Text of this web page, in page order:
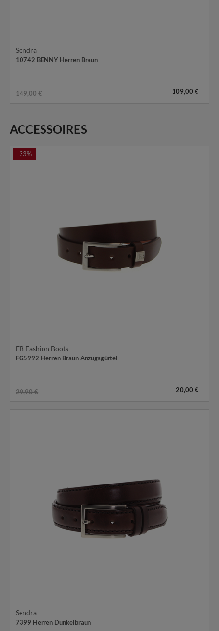
Sendra
10742 BENNY Herren Braun
149,00 € 109,00 €
ACCESSOIRES
-33%
FB Fashion Boots
FG5992 Herren Braun Anzugsgürtel
29,90 € 20,00 €
Sendra
7399 Herren Dunkelbraun